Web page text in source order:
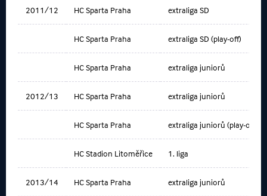
2011/12 HC Sparta Praha extraliga SD
HC Sparta Praha extraliga SD (play-off)
HC Sparta Praha extraliga juniorů
2012/13 HC Sparta Praha extraliga juniorů
HC Sparta Praha extraliga juniorů (play-off)
HC Stadion Litoměřice 1. liga
2013/14 HC Sparta Praha extraliga juniorů